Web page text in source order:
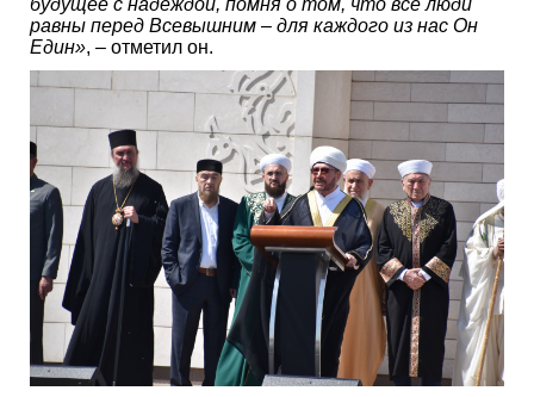
равны перед Всевышним – для каждого из нас Он
Един», – отметил он.